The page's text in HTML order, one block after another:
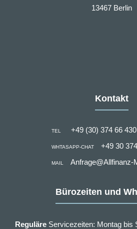
13467 Berlin
Kontakt
TEL +49 (30) 374 66 430
WHTASAPP-CHAT +49 30
MAIL Anfrage@Allfinanz-
Bürozeiten und
ReguläreServicezeiten: Montag bis